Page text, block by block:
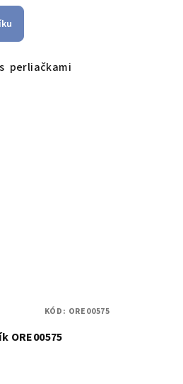
perliačkami
ORE00575
KÓD: ORE00575